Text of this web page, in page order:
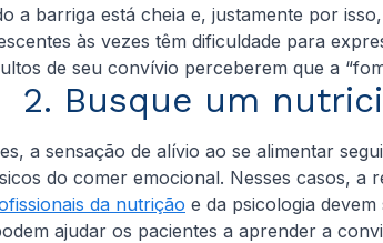
a barriga está cheia e, justamente por
às vezes têm dificuldade para
de seu convívio perceberem que a
2. Busque um
a sensação de alívio ao se alimentar
do comer emocional. Nesses casos,
da nutrição e da psicologia
ajudar os pacientes a aprender a